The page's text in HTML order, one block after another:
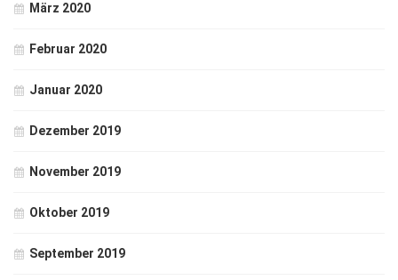
März 2020
Februar 2020
Januar 2020
Dezember 2019
November 2019
Oktober 2019
September 2019